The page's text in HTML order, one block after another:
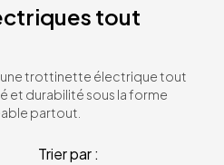
tout
trottinette électrique tout
et durabilité sous la forme
partout.
Trier par :